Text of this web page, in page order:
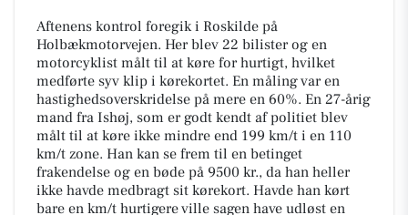
Aftenens kontrol foregik i Roskilde på
Holbækmotorvejen. Her blev 22 bilister og en
motorcyklist målt til at køre for hurtigt, hvilket
medførte syv klip i kørekortet. En måling var en
hastighedsoverskridelse på mere en 60%. En 27-årig
mand fra Ishøj, som er godt kendt af politiet blev
målt til at køre ikke mindre end 199 km/t i en 110
km/t zone. Han kan se frem til en betinget
frakendelse og en bøde på 9500 kr., da han heller
ikke havde medbragt sit kørekort. Havde han kørt
bare en km/t hurtigere ville sagen have udløst en